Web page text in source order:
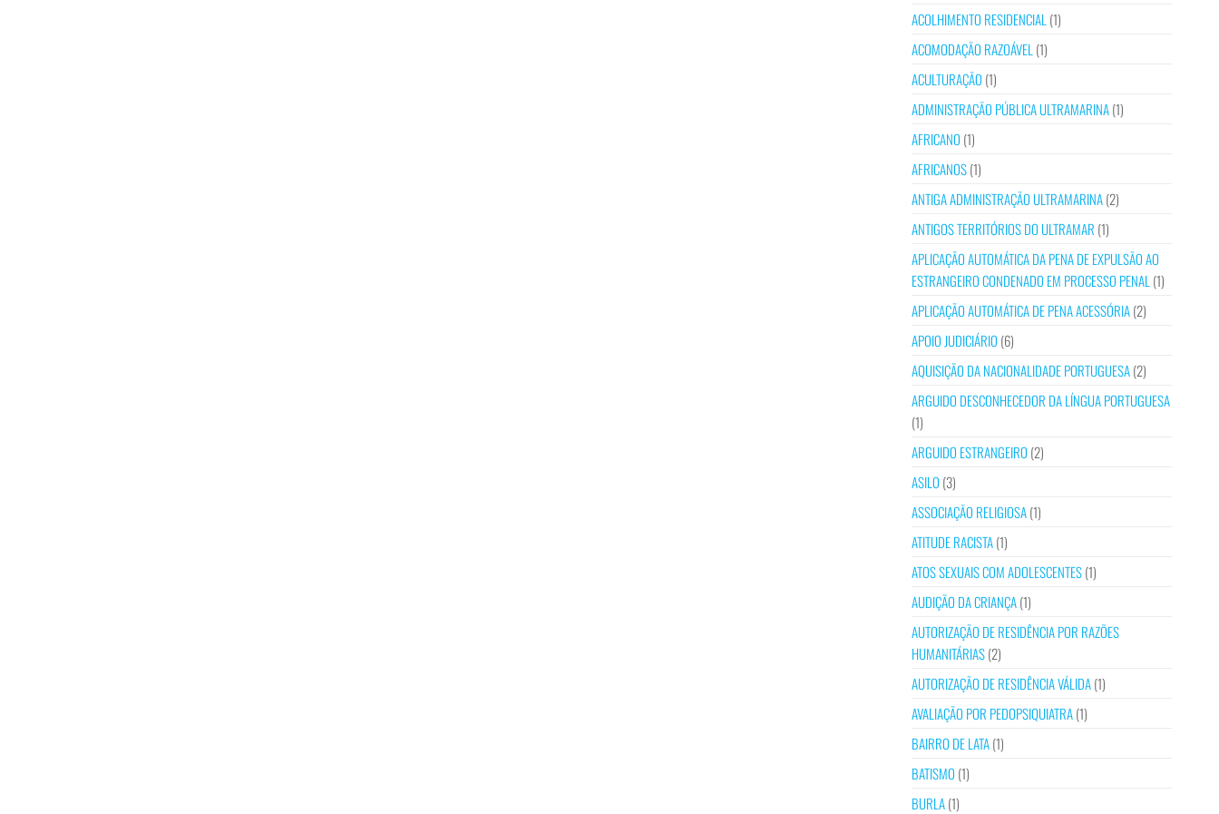
ACOLHIMENTO RESIDENCIAL (1)
ACOMODAÇÃO RAZOÁVEL (1)
ACULTURAÇÃO (1)
ADMINISTRAÇÃO PÚBLICA ULTRAMARINA(1)
AFRICANO (1)
AFRICANOS(1)
ANTIGA ADMINISTRAÇÃO ULTRAMARINA(2)
ANTIGOS TERRITÓRIOS DO ULTRAMAR (1)
APLICAÇÃO AUTOMÁTICA DA PENA DE EXPULSÃO AO
ESTRANGEIRO CONDENADO EM PROCESSO PENAL (1)
APLICAÇÃO AUTOMÁTICA DE PENA ACESSÓRIA(2)
APOIO JUDICIÁRIO (6)
AQUISIÇÃO DA NACIONALIDADE PORTUGUESA(2)
ARGUIDO DESCONHECEDOR DA LÍNGUA PORTUGUESA
(1)
ARGUIDO ESTRANGEIRO (2)
ASILO (3)
ASSOCIAÇÃO RELIGIOSA(1)
ATITUDE RACISTA(1)
ATOS SEXUAIS COM ADOLESCENTES(1)
AUDIÇÃO DA CRIANÇA(1)
AUTORIZAÇÃO DE RESIDÊNCIA POR RAZÕES
HUMANITÁRIAS(2)
AUTORIZAÇÃO DE RESIDÊNCIA VÁLIDA(1)
AVALIAÇÃO POR PEDOPSIQUIATRA(1)
BAIRRO DE LATA(1)
BATISMO (1)
BURLA(1)